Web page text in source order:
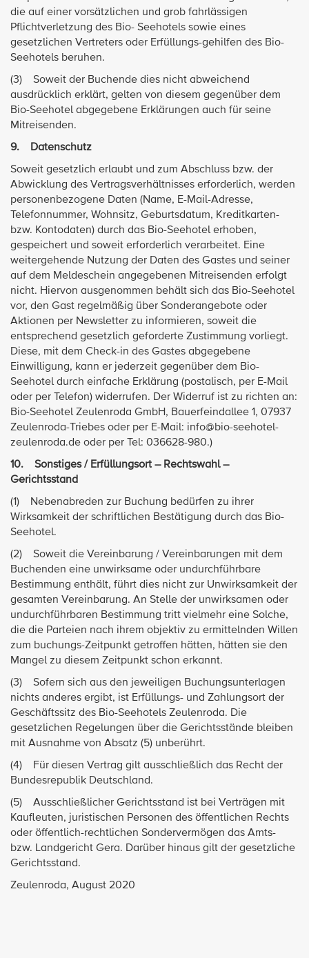
die auf einer vorsätzlichen und grob fahrlässigen
Pflichtverletzung des Bio- Seehotels sowie eines
gesetzlichen Vertreters oder Erfüllungs-gehilfen des Bio-
Seehotels beruhen.
(3) Soweit der Buchende dies nicht abweichend
ausdrücklich erklärt, gelten von diesem gegenüber dem
Bio-Seehotel abgegebene Erklärungen auch für seine
Mitreisenden.
9. Datenschutz
Soweit gesetzlich erlaubt und zum Abschluss bzw. der
Abwicklung des Vertragsverhältnisses erforderlich, werden
personenbezogene Daten (Name, E-Mail-Adresse,
Telefonnummer, Wohnsitz, Geburtsdatum, Kreditkarten-
bzw. Kontodaten) durch das Bio-Seehotel erhoben,
gespeichert und soweit erforderlich verarbeitet. Eine
weitergehende Nutzung der Daten des Gastes und seiner
auf dem Meldeschein angegebenen Mitreisenden erfolgt
nicht. Hiervon ausgenommen behält sich das Bio-Seehotel
vor, den Gast regelmäßig über Sonderangebote oder
Aktionen per Newsletter zu informieren, soweit die
entsprechend gesetzlich geforderte Zustimmung vorliegt.
Diese, mit dem Check-in des Gastes abgegebene
Einwilligung, kann er jederzeit gegenüber dem Bio-
Seehotel durch einfache Erklärung (postalisch, per E-Mail
oder per Telefon) widerrufen. Der Widerruf ist zu richten an:
Bio-Seehotel Zeulenroda GmbH, Bauerfeindallee 1, 07937
Zeulenroda-Triebes oder per E-Mail: info@bio-seehotel-
zeulenroda.de oder per Tel: 036628-980.)
10. Sonstiges / Erfüllungsort – Rechtswahl –
Gerichtsstand
(1) Nebenabreden zur Buchung bedürfen zu ihrer
Wirksamkeit der schriftlichen Bestätigung durch das Bio-
Seehotel.
(2) Soweit die Vereinbarung / Vereinbarungen mit dem
Buchenden eine unwirksame oder undurchführbare
Bestimmung enthält, führt dies nicht zur Unwirksamkeit der
gesamten Vereinbarung. An Stelle der unwirksamen oder
undurchführbaren Bestimmung tritt vielmehr eine Solche,
die die Parteien nach ihrem objektiv zu ermittelnden Willen
zum buchungs-Zeitpunkt getroffen hätten, hätten sie den
Mangel zu diesem Zeitpunkt schon erkannt.
(3) Sofern sich aus den jeweiligen Buchungsunterlagen
nichts anderes ergibt, ist Erfüllungs- und Zahlungsort der
Geschäftssitz des Bio-Seehotels Zeulenroda. Die
gesetzlichen Regelungen über die Gerichtsstände bleiben
mit Ausnahme von Absatz (5) unberührt.
(4) Für diesen Vertrag gilt ausschließlich das Recht der
Bundesrepublik Deutschland.
(5) Ausschließlicher Gerichtsstand ist bei Verträgen mit
Kaufleuten, juristischen Personen des öffentlichen Rechts
oder öffentlich-rechtlichen Sondervermögen das Amts-
bzw. Landgericht Gera. Darüber hinaus gilt der gesetzliche
Gerichtsstand.
Zeulenroda, August 2020